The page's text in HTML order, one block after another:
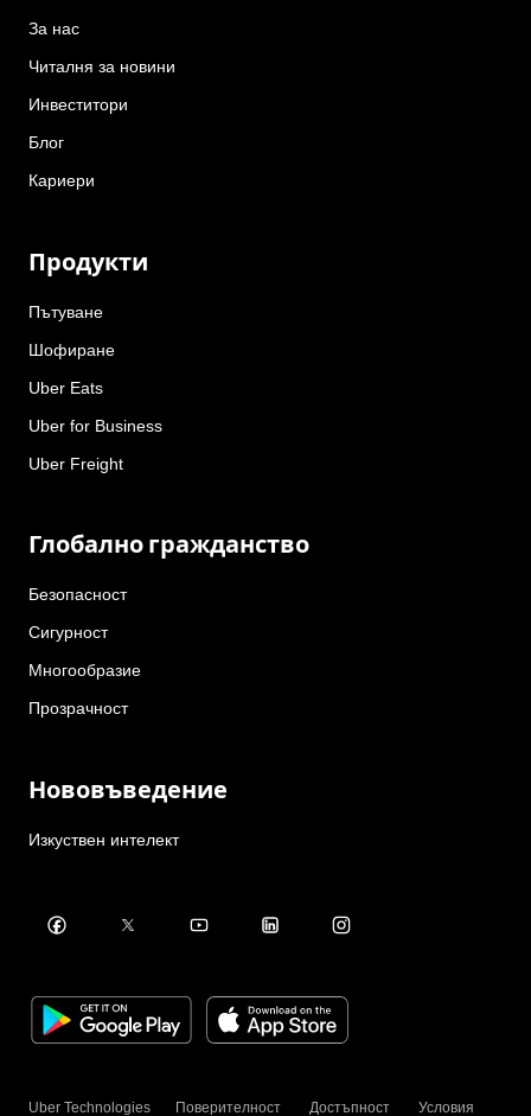
За нас
Читалня за новини
Инвеститори
Блог
Кариери
Продукти
Пътуване
Шофиране
Uber Eats
Uber for Business
Uber Freight
Глобално гражданство
Безопасност
Сигурност
Многообразие
Прозрачност
Нововъведение
Изкуствен интелект
Uber Technologies Поверителност Достъпност Условия